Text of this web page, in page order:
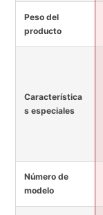
Peso del
producto
Característica
s especiales
Número de
modelo